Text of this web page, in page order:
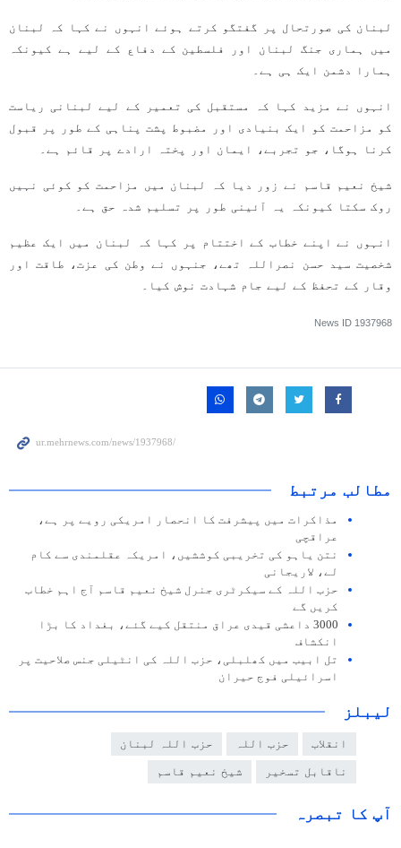
لبنان کی صورتحال پر گفتگو کرتے ہوئے انہوں نے کہا کہ لبنان
میں ہماری جنگ لبنان اور فلسطین کے دفاع کے لیے ہے کیونکہ
ہمارا دشمن ایک ہی ہے۔
انہوں نے مزید کہا کہ مستقبل کی تعمیر کے لیے لبنانی ریاست
کو مزاحمت کو ایک بنیادی اور مضبوط پشت پناہی کے طور پر قبول
کرنا ہوگا، جو تجربے، ایمان اور پختہ ارادے پر قائم ہے۔
شیخ نعیم قاسم نے زور دیا کہ لبنان میں مزاحمت کو کوئی نہیں
روک سکتا کیونکہ یہ آئینی طور پر تسلیم شدہ حق ہے۔
انہوں نے اپنے خطاب کے اختتام پر کہا کہ لبنان میں ایک عظیم
شخصیت سید حسن نصراللہ تھے، جنہوں نے وطن کی عزت، طاقت اور
وقار کے تحفظ کے لیے جام شہادت نوش کیا۔
News ID 1937968
مطالب مرتبط
مذاکرات میں پیشرفت کا انحصار امریکی رویے پر ہے،
عراقچی
نتن یاہو کی تخریبی کوششیں، امریکہ عقلمندی سے کام
لے، لاریجانی
حزب اللہ کے سیکرٹری جنرل شیخ نعیم قاسم آج اہم خطاب
کریں گے
3000 داعشی قیدی عراق منتقل کیے گئے، بغداد کا بڑا
انکشاف
تل ابیب میں کھلبلی، حزب اللہ کی انٹیلی جنس صلاحیت پر
اسرائیلی فوج حیران
لیبلز
انقلاب حزب اللہ حزب اللہ لبنان
ناقابل تسخیر شیخ نعیم قاسم
آپ کا تبصرہ